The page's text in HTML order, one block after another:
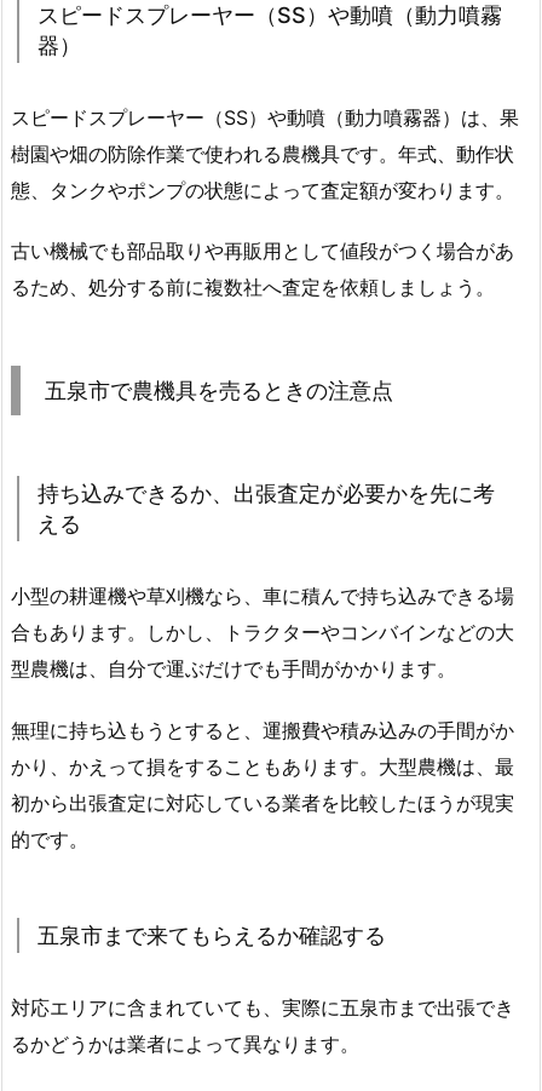
スピードスプレーヤー（SS）や動噴（動力噴霧
器）
スピードスプレーヤー（SS）や動噴（動力噴霧器）は、果
樹園や畑の防除作業で使われる農機具です。年式、動作状
態、タンクやポンプの状態によって査定額が変わります。
古い機械でも部品取りや再販用として値段がつく場合があ
るため、処分する前に複数社へ査定を依頼しましょう。
五泉市で農機具を売るときの注意点
持ち込みできるか、出張査定が必要かを先に考
える
小型の耕運機や草刈機なら、車に積んで持ち込みできる場
合もあります。しかし、トラクターやコンバインなどの大
型農機は、自分で運ぶだけでも手間がかかります。
無理に持ち込もうとすると、運搬費や積み込みの手間がか
かり、かえって損をすることもあります。大型農機は、最
初から出張査定に対応している業者を比較したほうが現実
的です。
五泉市まで来てもらえるか確認する
対応エリアに含まれていても、実際に五泉市まで出張でき
るかどうかは業者によって異なります。